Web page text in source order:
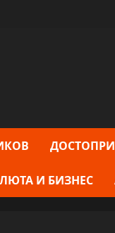
И БИЗНЕС